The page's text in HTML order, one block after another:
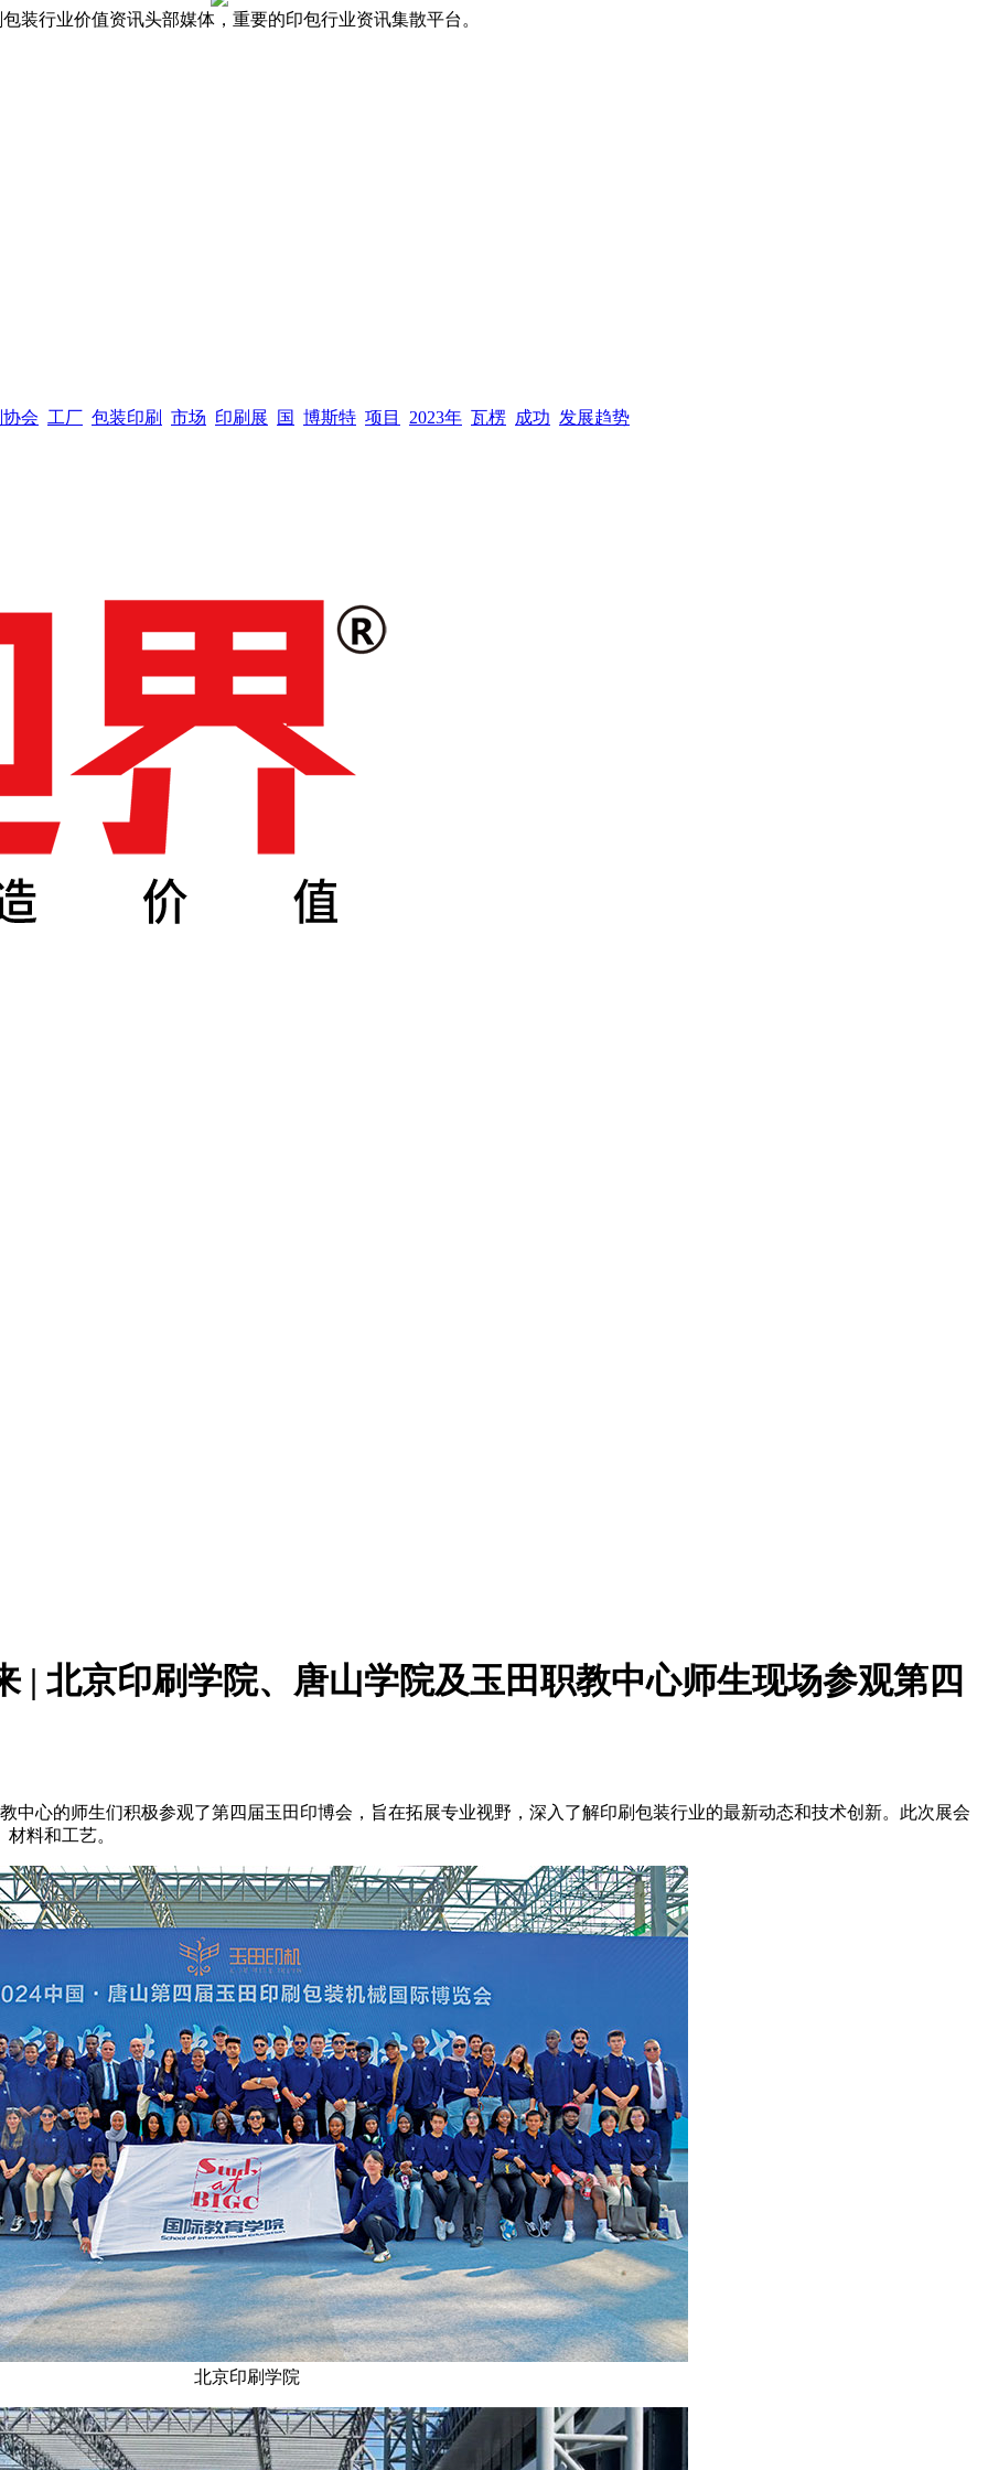
装行业价值资讯头部媒体，重要的印包行业资讯集散平台。
会 工厂 包装印刷 市场 印刷展 国 博斯特 项目 2023年 瓦楞 成功 发展趋势
| 北京印刷学院、唐山学院及玉田职教中心师生现场参观第四
中心的师生们积极参观了第四届玉田印博会，旨在拓展专业视野，深入了解印刷包装行业的最新动态和技术创新。此次展会
料和工艺。
北京印刷学院